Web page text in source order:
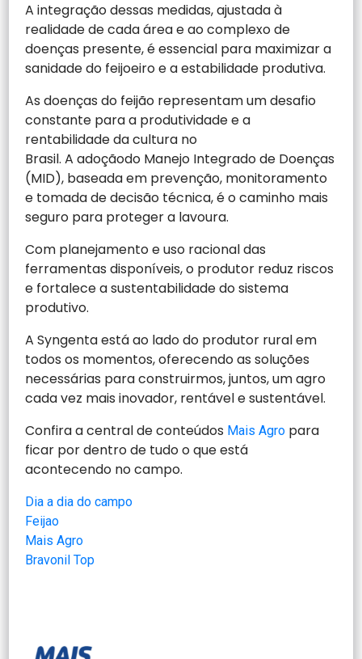
A integração dessas medidas, ajustada à
realidade de cada área e ao complexo de
doenças presente, é essencial para maximizar a
sanidade do feijoeiro e a estabilidade produtiva.
As doenças do feijão representam um desafio
constante para a produtividade e a
rentabilidade da cultura no
Brasil. A adoçãodo Manejo Integrado de Doenças
(MID), baseada em prevenção, monitoramento
e tomada de decisão técnica, é o caminho mais
seguro para proteger a lavoura.
Com planejamento e uso racional das
ferramentas disponíveis, o produtor reduz riscos
e fortalece a sustentabilidade do sistema
produtivo.
A Syngenta está ao lado do produtor rural em
todos os momentos, oferecendo as soluções
necessárias para construirmos, juntos, um agro
cada vez mais inovador, rentável e sustentável.
Confira a central de conteúdos Mais Agro para
ficar por dentro de tudo o que está
acontecendo no campo.
Dia a dia do campo
Feijao
Mais Agro
Bravonil Top